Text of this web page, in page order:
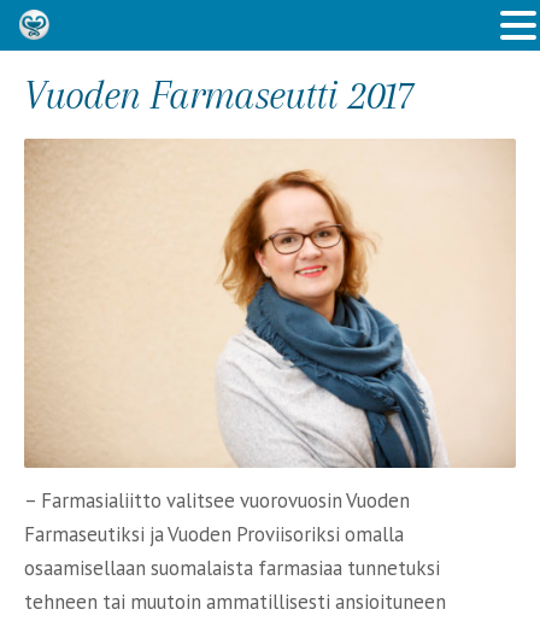
Vuoden Farmaseutti 2017
– Farmasialiitto valitsee vuorovuosin Vuoden
Farmaseutiksi ja Vuoden Proviisoriksi omalla
osaamisellaan suomalaista farmasiaa tunnetuksi
tehneen tai muutoin ammatillisesti ansioituneen